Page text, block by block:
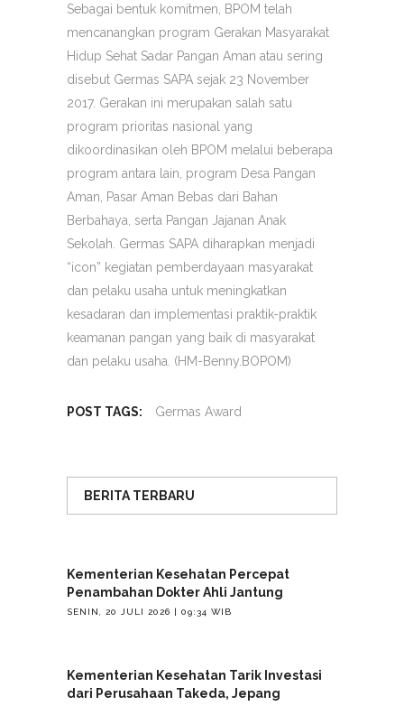
Sebagai bentuk komitmen, BPOM telah
mencanangkan program Gerakan Masyarakat
Hidup Sehat Sadar Pangan Aman atau sering
disebut Germas SAPA sejak 23 November
2017. Gerakan ini merupakan salah satu
program prioritas nasional yang
dikoordinasikan oleh BPOM melalui beberapa
program antara lain, program Desa Pangan
Aman, Pasar Aman Bebas dari Bahan
Berbahaya, serta Pangan Jajanan Anak
Sekolah. Germas SAPA diharapkan menjadi
“icon” kegiatan pemberdayaan masyarakat
dan pelaku usaha untuk meningkatkan
kesadaran dan implementasi praktik-praktik
keamanan pangan yang baik di masyarakat
dan pelaku usaha. (HM-Benny.BOPOM)
POST TAGS: Germas Award
BERITA TERBARU
Kementerian Kesehatan Percepat
Penambahan Dokter Ahli Jantung
SENIN, 20 JULI 2026 | 09:34 WIB
Kementerian Kesehatan Tarik Investasi
dari Perusahaan Takeda, Jepang